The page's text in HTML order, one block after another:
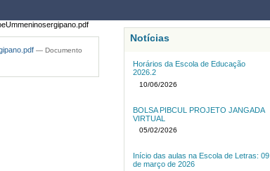
— Documento
Notícias
Horários da Escola de Educação
2026.2
10/06/2026
BOLSA PIBCUL PROJETO JANGADA
VIRTUAL
05/02/2026
Início das aulas na Escola de Letras: 09
de março de 2026